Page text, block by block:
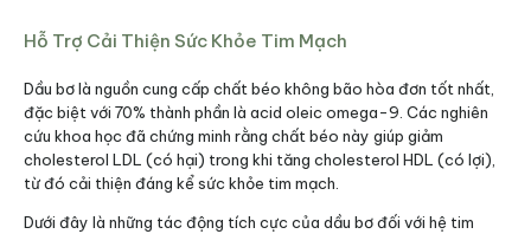
Hỗ Trợ Cải Thiện Sức Khỏe Tim Mạch
Dầu bơ là nguồn cung cấp chất béo không bão hòa đơn tốt nhất,
đặc biệt với 70% thành phần là acid oleic omega-9. Các nghiên
cứu khoa học đã chứng minh rằng chất béo này giúp giảm
cholesterol LDL (có hại) trong khi tăng cholesterol HDL (có lợi),
từ đó cải thiện đáng kể sức khỏe tim mạch.
Dưới đây là những tác động tích cực của dầu bơ đối với hệ tim